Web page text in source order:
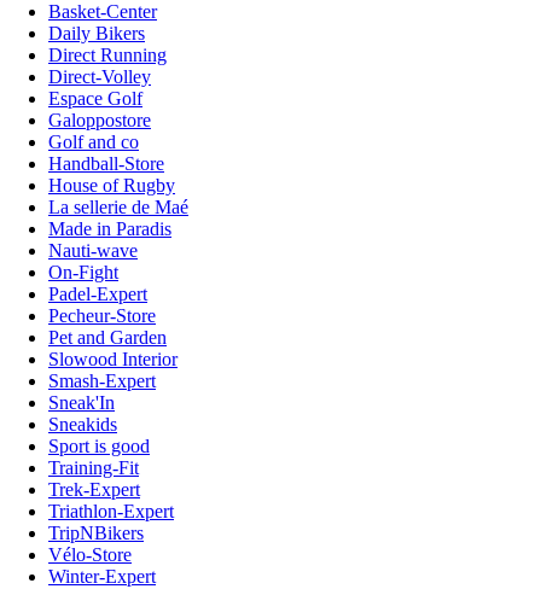
Basket-Center
Daily Bikers
Direct Running
Direct-Volley
Espace Golf
Galoppostore
Golf and co
Handball-Store
House of Rugby
La sellerie de Maé
Made in Paradis
Nauti-wave
On-Fight
Padel-Expert
Pecheur-Store
Pet and Garden
Slowood Interior
Smash-Expert
Sneak'In
Sneakids
Sport is good
Training-Fit
Trek-Expert
Triathlon-Expert
TripNBikers
Vélo-Store
Winter-Expert